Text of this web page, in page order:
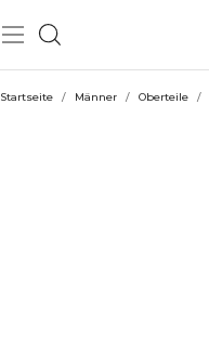
Startseite / Männer / Oberteile /